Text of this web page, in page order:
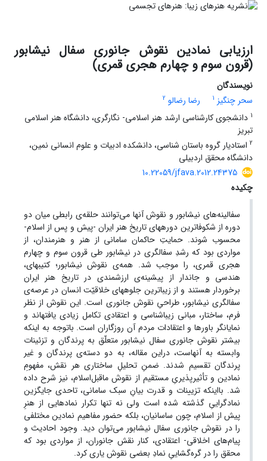
ارزیابی نمادین نقوش جانوری سفال نیشابور
(قرون سوم و چهارم هجری قمری)
نویسندگان
سحر چنگیز 1 رضا رضالو 2
1 دانشجوی کارشناسی ارشد هنر اسلامی- نگارگری، دانشگاه هنر اسلامی
تبریز
2 استادیار گروه باستان شناسی، دانشکده ادبیات و علوم انسانی نمین،
دانشگاه محقق اردبیلی
10.22059/jfava.2012.24375
چکیده
سفالینه‌‌‌‌‌های نیشابور و نقوش آنها می‌توانند حلقه‌ی رابطی میان دو
دوره از شکوفاترین دوره‎های تاریخ هنر ایران -پیش و پس از اسلام-
محسوب شوند. حمایتِ حاکمان سامانی از هنر و هنرمندان، از
مواردی بود که رشدِ سفالگری در نیشابور طی قرون سوم و چهارم
هجری قمری، را موجب شد. همه‌ی نقوش نیشابور؛ کتیبه‎ای،
هندسی و جاندار از پیشینه‌ی ارزشمندی در تاریخ هنر ایران
برخوردار هستند و از زیباترین جلوه‎های خلاقیّت انسان در عرصه‌ی
سفالگری نیشابور، طراحیِ نقوش جانوری است. این نقوش از نظر
فرم، ساختار، مبانی زیباشناسی و اعتقادی تکامل زیادی یافته‎اند و
نمایانگر باورها و اعتقادات مردم آن روزگاران است. باتوجه به اینکه
بیشتر نقوش جانوری سفال نیشابور متعلّق به پرندگان و تزئینات
وابسته به آنهاست، دراین مقاله، به دو دسته‌ی پرندگان و غیر
پرندگان تقسیم شدند. ضمنِ تحلیلِ ساختاری هر نقش، مفهومِ
نمادین و تأثیرپذیریِ مستقیم از نقوش ماقبل‌اسلام، نیز شرح داده
شد. بااینکه تزیینات و قدرت بیانِ سبک سامانی، تاحدی جایگزین
نمادگراییِ گذشته شده است ولی نه تنها تکرار نمادهایی از هنرِ
پیش از اسلام، چون ساسانیان، بلکه حضور مفاهیم نمادین مختلفی
را در نقوش جانوری سفال نیشابور می‌توان دید. وجود احادیث و
پیام‌های اخلاقی- اعتقادی، کنار نقش جانوران، از مواردی بود که
محقق را در گره‌گشاییِ نمادِ بعضی نقوش یاری کرد.